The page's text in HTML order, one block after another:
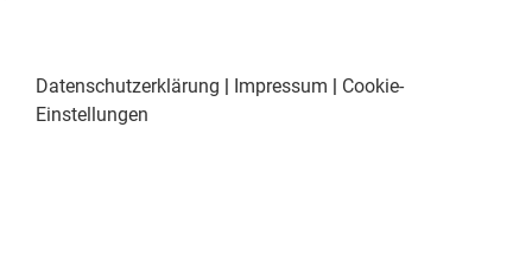
Datenschutzerklärung | Impressum | Cookie-
Einstellungen